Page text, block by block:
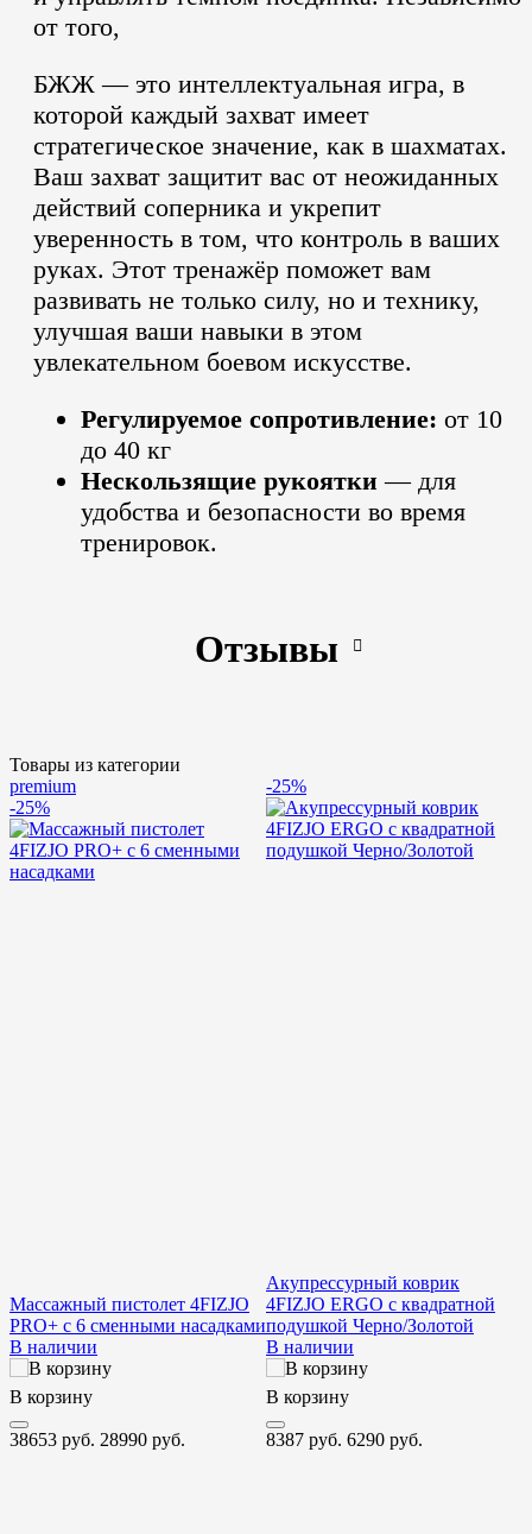
от того,
БЖЖ — это интеллектуальная игра, в
которой каждый захват имеет
стратегическое значение, как в шахматах.
Ваш захват защитит вас от неожиданных
действий соперника и укрепит
уверенность в том, что контроль в ваших
руках. Этот тренажёр поможет вам
развивать не только силу, но и технику,
улучшая ваши навыки в этом
увлекательном боевом искусстве.
Регулируемое сопротивление: от 10
до 40 кг
Нескользящие рукоятки — для
удобства и безопасности во время
тренировок.
Отзывы
Товары из категории
premium
-25%
Массажный пистолет 4FIZJO
PRO+ с 6 сменными насадками
В наличии
В корзину
38653 руб. 28990 руб.
-25%
Акупрессурный коврик
4FIZJO ERGO с квадратной
подушкой Черно/Золотой
В наличии
В корзину
8387 руб. 6290 руб.